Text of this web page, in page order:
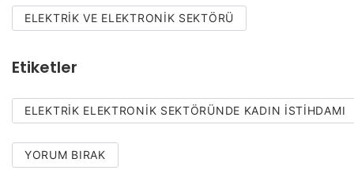
ELEKTRIK VE ELEKTRONIK SEKTÖRÜ
Etiketler
ELEKTRIK ELEKTRONIK SEKTÖRÜNDE KADIN ISTIHDAMI
YORUM BIRAK